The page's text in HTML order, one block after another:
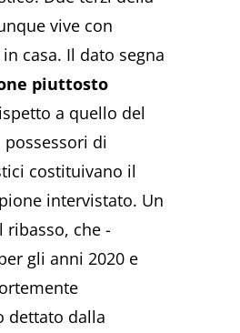
vive con
casa. Il dato segna
piuttosto
a quello del
di
costituivano il
intervistato. Un
che -
gli anni 2020 e
dettato dalla